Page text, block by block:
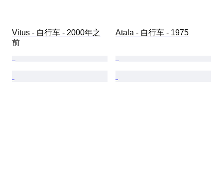
Vitus - 自行车 - 2000年之
前
Atala - 自行车 - 1975